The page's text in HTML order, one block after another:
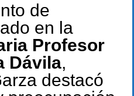
de
en la
Profesor
Dávila,
destacó